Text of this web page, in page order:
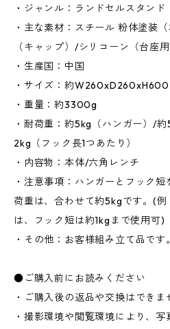
・ジャンル：ランドセルスタンド
・主な素材：スチール 粉体塗装
（キャップ）/シリコーン（台座用
・生産国：中国
・サイズ：約
・重量：約3300g
・耐荷重：約5kg（ハンガー）/
2kg（フック長1つあたり）
・内容物：本体/六角レンチ
・注意事項：ハンガーとフック
荷重は、合わせて約5kgです。(
は、フック短は約1kgまで使用可)
・その他：お客様組み立て品です。
●ご購入前にお読みください
・ご購入後の返品や交換はできま
・撮影環境や閲覧環境により、